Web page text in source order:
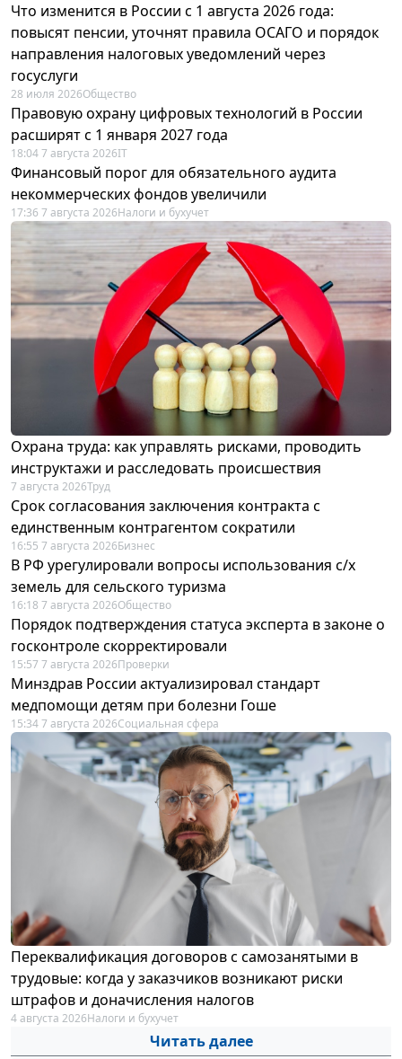
Что изменится в России с 1 августа 2026 года:
повысят пенсии, уточнят правила ОСАГО и порядок
направления налоговых уведомлений через
госуслуги
28 июля 2026Общество
Правовую охрану цифровых технологий в России
расширят с 1 января 2027 года
18:04 7 августа 2026IT
Финансовый порог для обязательного аудита
некоммерческих фондов увеличили
17:36 7 августа 2026Налоги и бухучет
Охрана труда: как управлять рисками, проводить
инструктажи и расследовать происшествия
7 августа 2026Труд
Срок согласования заключения контракта с
единственным контрагентом сократили
16:55 7 августа 2026Бизнес
В РФ урегулировали вопросы использования с/х
земель для сельского туризма
16:18 7 августа 2026Общество
Порядок подтверждения статуса эксперта в законе о
госконтроле скорректировали
15:57 7 августа 2026Проверки
Минздрав России актуализировал стандарт
медпомощи детям при болезни Гоше
15:34 7 августа 2026Социальная сфера
Переквалификация договоров с самозанятыми в
трудовые: когда у заказчиков возникают риски
штрафов и доначисления налогов
4 августа 2026Налоги и бухучет
Читать далее